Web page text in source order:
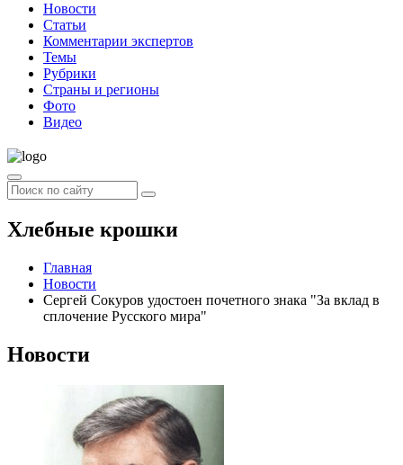
Новости
Статьи
Комментарии экспертов
Темы
Рубрики
Страны и регионы
Фото
Видео
Хлебные крошки
Главная
Новости
Сергей Сокуров удостоен почетного знака "За вклад в
сплочение Русского мира"
Новости